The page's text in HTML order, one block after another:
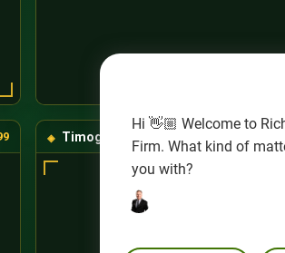
Timog-Kanlurang Las Vegas
Hi 👋🏼 Welcome to
Firm. What kind of
you with?